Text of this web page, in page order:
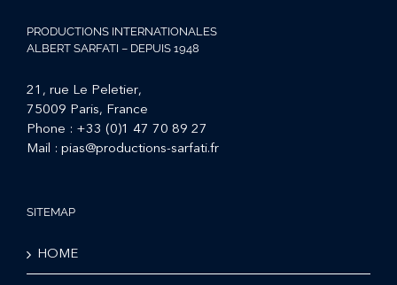
PRODUCTIONS INTERNATIONALES
ALBERT SARFATI – DEPUIS 1948
21, rue Le Peletier,
75009 Paris, France
Phone : +33 (0)1 47 70 89 27
Mail : pias@productions-sarfati.fr
SITEMAP
HOME